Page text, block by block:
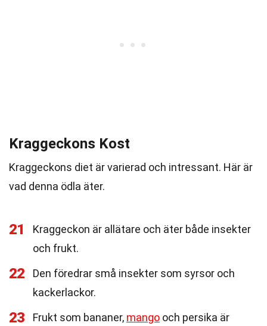
Kraggeckons Kost
Kraggeckons diet är varierad och intressant. Här är
vad denna ödla äter.
21
Kraggeckon är allätare och äter både insekter
och frukt.
22
Den föredrar små insekter som syrsor och
kackerlackor.
23 Frukt som bananer, mango och persika är